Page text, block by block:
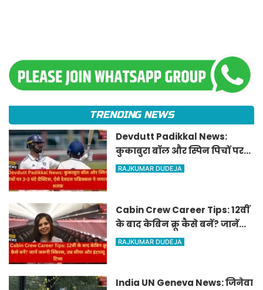
TRENDING NEWS
Devdutt Padikkal News:
कुकाबुरा बॉल और स्पिन पिचों पर
3-3 घंटे प्रैक्टिस, ऐसे देवदत्त
RAJKUMAR DUDEJA
Cabin Crew Career Tips: 12वीं
के बाद केबिन क्रू कैसे बनें? जानें
जरूरी स्किल्स, उम्र सीमा और इंटरव्यू
RAJKUMAR DUDEJA
India UN Geneva News: जिनेवा